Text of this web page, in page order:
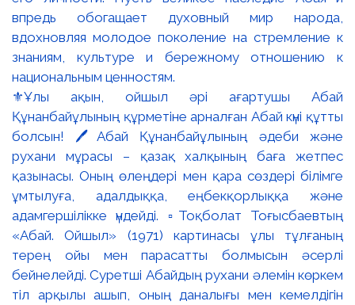
⚜️Ұлы ақын, ойшыл әрі ағартушы Абай
Құнанбайұлының құрметіне арналған Абай күні құтты
болсын! 🖊️Абай Құнанбайұлының әдеби және
рухани мұрасы – қазақ халқының баға жетпес
қазынасы. Оның өлеңдері мен қара сөздері білімге
ұмтылуға, адалдыққа, еңбекқорлыққа және
адамгершілікке үндейді. ▫️Тоқболат Тоғысбаевтың
«Абай. Ойшыл» (1971) картинасы ұлы тұлғаның
терең ойы мен парасатты болмысын әсерлі
бейнелейді. Суретші Абайдың рухани әлемін көркем
тіл арқылы ашып, оның даналығы мен кемелдігін